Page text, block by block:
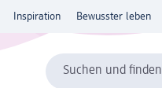
Inspiration Bewusster leben
Suchen und finden